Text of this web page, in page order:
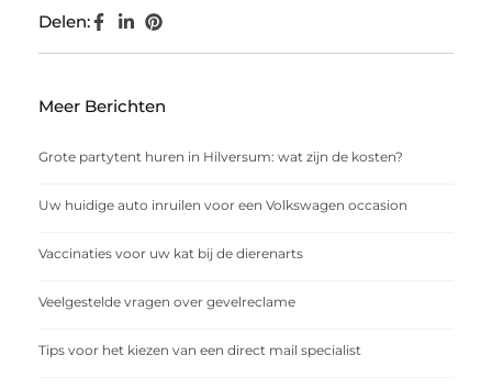
Delen:
Meer Berichten
Grote partytent huren in Hilversum: wat zijn de kosten?
Uw huidige auto inruilen voor een Volkswagen occasion
Vaccinaties voor uw kat bij de dierenarts
Veelgestelde vragen over gevelreclame
Tips voor het kiezen van een direct mail specialist